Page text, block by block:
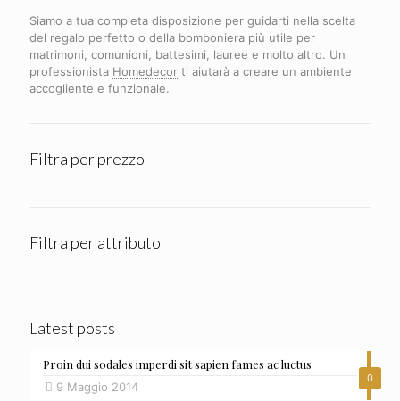
Siamo a tua completa disposizione per guidarti nella scelta
del regalo perfetto o della bomboniera più utile per
matrimoni, comunioni, battesimi, lauree e molto altro. Un
professionista Homedecor ti aiutarà a creare un ambiente
accogliente e funzionale.
Filtra per prezzo
Filtra per attributo
Latest posts
0
Proin dui sodales imperdi sit sapien fames ac luctus
9 Maggio 2014